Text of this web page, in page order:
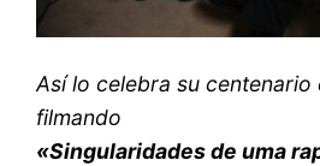
Así lo celebra su centenario
filmando
«Singularidades de uma